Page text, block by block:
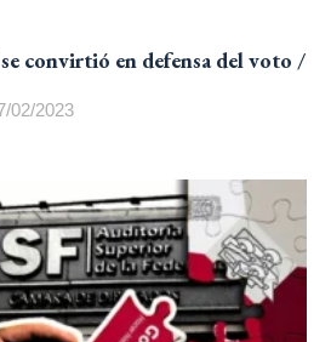
convirtió en defensa del voto /
02/2023